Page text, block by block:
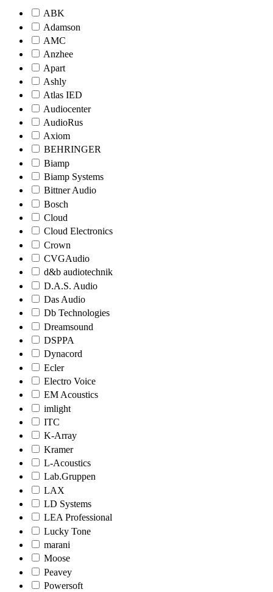
ABK
Adamson
AMC
Anzhee
Apart
Ashly
Atlas IED
Audiocenter
AudioRus
Axiom
BEHRINGER
Biamp
Biamp Systems
Bittner Audio
Bosch
Cloud
Cloud Electronics
Crown
CVGAudio
d&b audiotechnik
D.A.S. Audio
Das Audio
Db Technologies
Dreamsound
DSPPA
Dynacord
Ecler
Electro Voice
EM Acoustics
imlight
ITC
K-Array
Kramer
L-Acoustics
Lab.Gruppen
LAX
LD Systems
LEA Professional
Lucky Tone
marani
Moose
Peavey
Powersoft